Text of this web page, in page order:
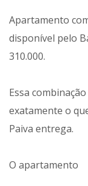
Apartamento
disponível pelo
310.000.
Essa
exatamente o
Paiva entrega.
O apartamento